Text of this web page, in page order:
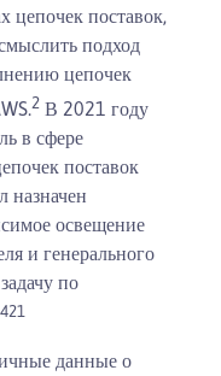
цепочек поставок,
подход
цепочек
2 В 2021 году
в сфере
поставок
освещение
и генерального
по
421
данные о